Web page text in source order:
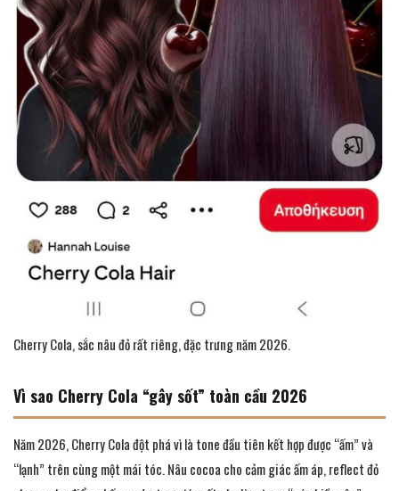
Cherry Cola, sắc nâu đỏ rất riêng, đặc trưng năm 2026.
Vì sao Cherry Cola “gây sốt” toàn cầu 2026
Năm 2026, Cherry Cola đột phá vì là tone đầu tiên kết hợp được “ấm” và
“lạnh” trên cùng một mái tóc. Nâu cocoa cho cảm giác ấm áp, reflect đỏ